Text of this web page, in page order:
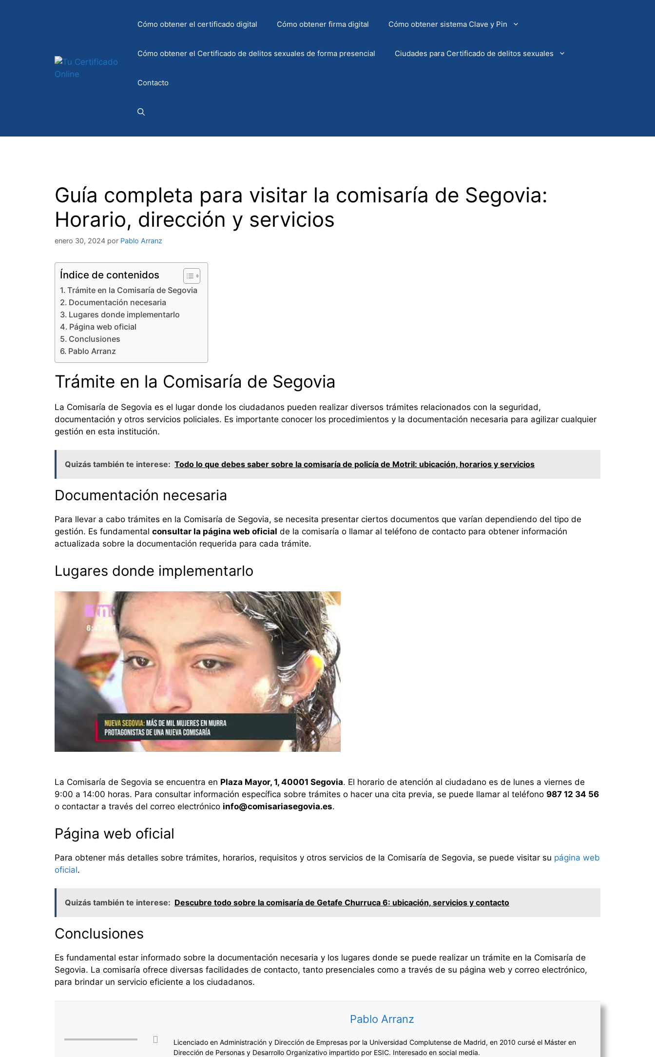
Cómo obtener el certificado digital Cómo obtener firma digital Cómo obtener sistema Clave y Pin
Cómo obtener el Certificado de delitos sexuales de forma presencial Ciudades para Certificado de delitos sexuales
Contacto
Guía completa para visitar la comisaría de Segovia:
Horario, dirección y servicios
enero 30, 2024 por Pablo Arranz
Índice de contenidos
Trámite en la Comisaría de Segovia
Documentación necesaria
Lugares donde implementarlo
Página web oficial
Conclusiones
Pablo Arranz
Trámite en la Comisaría de Segovia
La Comisaría de Segovia es el lugar donde los ciudadanos pueden realizar diversos trámites relacionados con la seguridad,
documentación y otros servicios policiales. Es importante conocer los procedimientos y la documentación necesaria para agilizar cualquier
gestión en esta institución.
Quizás también te interese: Todo lo que debes saber sobre la comisaría de policía de Motril: ubicación, horarios y servicios
Documentación necesaria
Para llevar a cabo trámites en la Comisaría de Segovia, se necesita presentar ciertos documentos que varían dependiendo del tipo de
gestión. Es fundamental consultar la página web oficial de la comisaría o llamar al teléfono de contacto para obtener información
actualizada sobre la documentación requerida para cada trámite.
Lugares donde implementarlo
La Comisaría de Segovia se encuentra en Plaza Mayor, 1, 40001 Segovia. El horario de atención al ciudadano es de lunes a viernes de
9:00 a 14:00 horas. Para consultar información específica sobre trámites o hacer una cita previa, se puede llamar al teléfono 987 12 34 56
o contactar a través del correo electrónico info@comisariasegovia.es.
Página web oficial
Para obtener más detalles sobre trámites, horarios, requisitos y otros servicios de la Comisaría de Segovia, se puede visitar su página web
oficial.
Quizás también te interese: Descubre todo sobre la comisaría de Getafe Churruca 6: ubicación, servicios y contacto
Conclusiones
Es fundamental estar informado sobre la documentación necesaria y los lugares donde se puede realizar un trámite en la Comisaría de
Segovia. La comisaría ofrece diversas facilidades de contacto, tanto presenciales como a través de su página web y correo electrónico,
para brindar un servicio eficiente a los ciudadanos.
Pablo Arranz
Licenciado en Administración y Dirección de Empresas por la Universidad Complutense de Madrid, en 2010 cursé el Máster en
Dirección de Personas y Desarrollo Organizativo impartido por ESIC. Interesado en social media.